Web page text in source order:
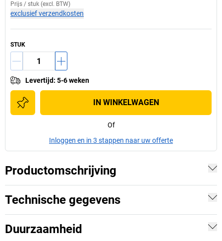
Prijs / stuk (excl. BTW)
exclusief verzendkosten
STUK
Levertijd: 5-6 weken
IN WINKELWAGEN
Of
Inloggen en in 3 stappen naar uw offerte
Productomschrijving
Technische gegevens
Duurzaamheid